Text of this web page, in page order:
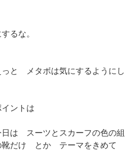
るな。
と メタボは気にするようにし
ントは
は スーツとスカーフの色の組
靴だけ とか テーマをきめて